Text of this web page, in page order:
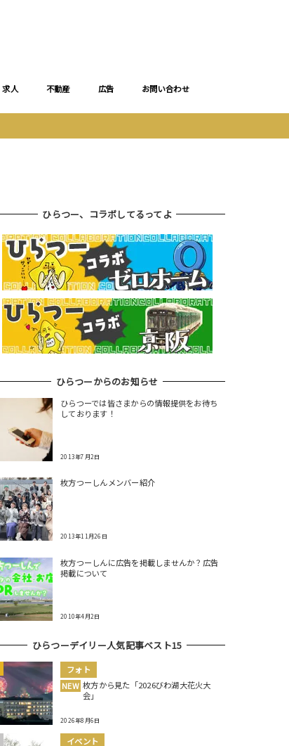
求人 不動産 広告 お問い合わせ
ひらつー、コラボしてるってよ
ひらつーからのお知らせ
ひらつーでは皆さまからの情報提供をお待ち
しております！
2013年7月2日
枚方つーしんメンバー紹介
2013年11月26日
枚方つーしんに広告を掲載しませんか？広告
掲載について
2010年4月2日
ひらつーデイリー人気記事ベスト15
フォト
NEW 枚方から見た「2026びわ湖大花火大
会」
2026年8月6日
イベント